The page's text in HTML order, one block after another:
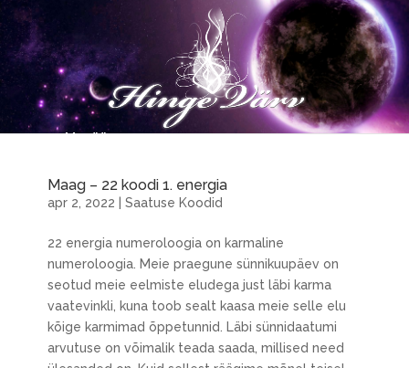
Maag – 22 koodi 1. energia
apr 2, 2022 Saatuse Koodid
22 energia numeroloogia on karmaline
numeroloogia. Meie praegune sünnikuupäev on
seotud meie eelmiste eludega just läbi karma
vaatevinkli, kuna toob sealt kaasa meie selle elu
kõige karmimad õppetunnid. Läbi sünnidaatumi
arvutuse on võimalik teada saada, millised need